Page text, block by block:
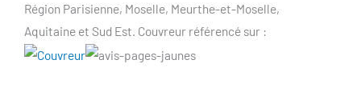
Région Parisienne, Moselle, Meurthe-et-Moselle,
Aquitaine et Sud Est. Couvreur référencé sur :